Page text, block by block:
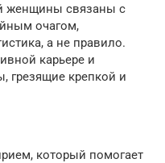
женщины связаны с
очагом,
а не правило.
карьере и
грезящие крепкой и
который помогает